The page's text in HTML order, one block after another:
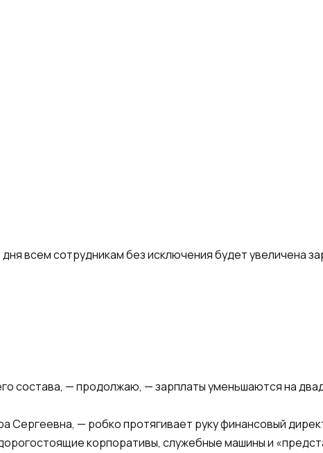
всем сотрудникам без исключения будет увеличена
состава, — продолжаю, — зарплаты уменьшаются на
Сергеевна, — робко протягивает руку финансовый
корпоративы, служебные машины и